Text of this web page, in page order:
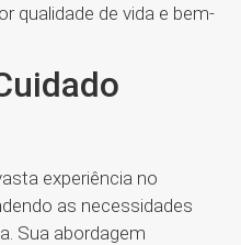
qualidade de vida e bem-
experiência no
as necessidades
Sua abordagem